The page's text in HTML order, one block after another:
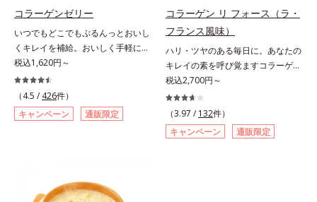
ることにより特有臭を軽減。粒も小
さくなっています。年齢を重ねても
ハツラツと歩きたい方、よくスポー
ツをする方にもおすすめです。ふし
ぶしが気になったら、軟骨成分に注
目し、毎日に摂り入れて快適に過ご
してみませんか。
コラーゲンゼリー
いつでもどこでもぷるんっとおいし
くキレイを補給。おいしく手軽にキ
レイをチャージ！ おやつ感覚でハ
リと弾力のある毎日に欠かせない人
気のコラーゲンを補給できる、ステ
ィック型ゼリーです。吸収が早い、
分子の小さなコラーゲンが1袋にた
B6も加えました。コラーゲン特有
の香りや味をできるだけカットし
税込1,620円～
（4.5 / 426件）
キャンペーン
通販限定
コラーゲン リ フォース（ラ・
フランス風味）
ハリ・ツヤのある毎日に。あなたの
キレイの素を呼び覚ますコラーゲン
ドリンク。体内のコラーゲンに着目
したコラーゲンドリンクです。秘密
はレモンバームエキス。コラーゲン
と相性のいい美容素材を配合するこ
とで、あなたに眠るキレイの因子を
税込2,700円～
（3.97 / 132件）
キャンペーン
通販限定